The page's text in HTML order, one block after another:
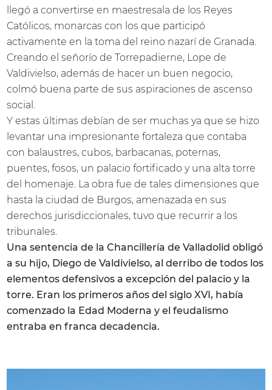
llegó a convertirse en maestresala de los Reyes
Católicos, monarcas con los que participó
activamente en la toma del reino nazarí de Granada.
Creando el señorío de Torrepadierne, Lope de
Valdivielso, además de hacer un buen negocio,
colmó buena parte de sus aspiraciones de ascenso
social.
Y estas últimas debían de ser muchas ya que se hizo
levantar una impresionante fortaleza que contaba
con balaustres, cubos, barbacanas, poternas,
puentes, fosos, un palacio fortificado y una alta torre
del homenaje. La obra fue de tales dimensiones que
hasta la ciudad de Burgos, amenazada en sus
derechos jurisdiccionales, tuvo que recurrir a los
tribunales.
Una sentencia de la Chancillería de Valladolid obligó
a su hijo, Diego de Valdivielso, al derribo de todos los
elementos defensivos a excepción del palacio y la
torre. Eran los primeros años del siglo XVI, había
comenzado la Edad Moderna y el feudalismo
entraba en franca decadencia.